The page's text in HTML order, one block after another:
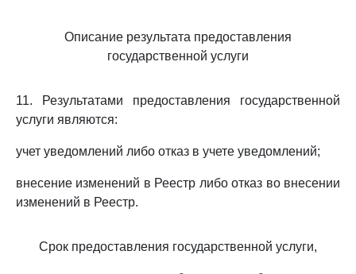
Описание результата предоставления
государственной услуги
11. Результатами предоставления государственной
услуги являются:
учет уведомлений либо отказ в учете уведомлений;
внесение изменений в Реестр либо отказ во внесении
изменений в Реестр.
Срок предоставления государственной услуги,